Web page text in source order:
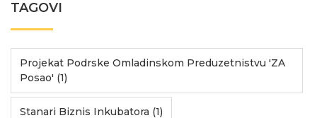
TAGOVI
Projekat Podrske Omladinskom Preduzetnistvu 'ZA
Posao' (1)
Stanari Biznis Inkubatora (1)